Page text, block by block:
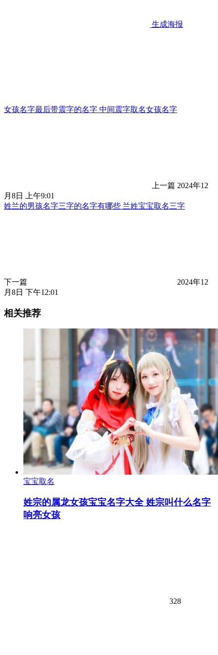
生成海报
女孩名字最后带震字的名字 中间震字取名女孩名字
上一篇 2024年12
月8日 上午9:01
姓兰的男孩名字三字的名字有哪些 兰姓宝宝取名三字
下一篇
2024年12
月8日 下午12:01
相关推荐
宝宝取名
姓宗的属龙女孩宝宝名字大全 姓宗叫什么名字
响亮女孩
328